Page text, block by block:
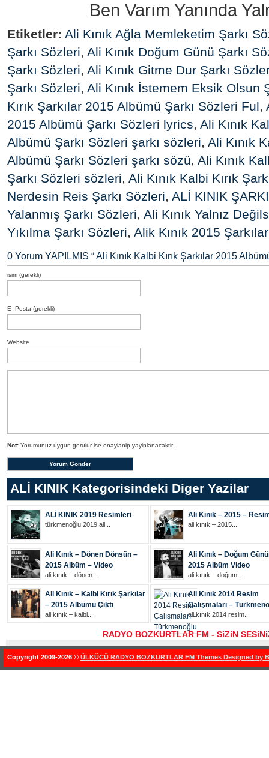
Ben Varım Yanında
Etiketler: Ali Kınık Ağla Memleketim Şarkı
Şarkı Sözleri, Ali Kınık Doğum Günü Şarkı
Şarkı Sözleri, Ali Kınık Gitme Dur Şarkı
Şarkı Sözleri, Ali Kınık İstemem Eksik Olsun
Kırık Şarkılar 2015 Albümü Şarkı Sözleri Ful,
2015 Albümü Şarkı Sözleri lyrics, Ali Kınık
Albümü Şarkı Sözleri şarkı sözleri, Ali Kınık
Albümü Şarkı Sözleri şarkı sözü, Ali Kınık
Şarkı Sözleri sözleri, Ali Kınık Kalbi Kırık
Nerdesin Reis Şarkı Sözleri, ALİ KINIK
Yalanmış Şarkı Sözleri, Ali Kınık Yalnız
Yıkılma Şarkı Sözleri, Alik Kınık 2015
0 Yorum YAPILMIS “Ali Kınık Kalbi Kırık Şarkılar 2015
isim (gerekli)
E- Posta (gerekli)
Website
Not: Yorumunuz uygun gorulur ise onaylanip yayinlanacaktir.
ALİ KINIK Kategorisindeki Diger Yazilar
ALİ KINIK 2019 Resimleri
türkmenoğlu 2019 ali...
Ali Kınık – 2015 –
ali kınık – 2015...
Ali Kınık – Dönen Dönsün –
2015 Albüm – Video
ali kınık – dönen...
Ali Kınık – Doğum
2015 Albüm Video
ali kınık – doğum...
Ali Kınık – Kalbi Kırık Şarkılar
– 2015 Albümü Çıktı
ali kınık – kalbi...
Ali Kınık 2014 Resim
Çalışmaları –
ali kınık 2014 resim...
RADYO BOZKURTLAR FM - SiZiN
Copyright 2009-2026 © ÜLKÜCÜ RADYO BOZKURTLAR FM Themes Designed by